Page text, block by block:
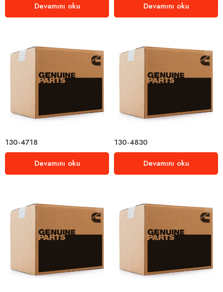
Devamını oku
Devamını oku
130-4718
Devamını oku
130-4830
Devamını oku